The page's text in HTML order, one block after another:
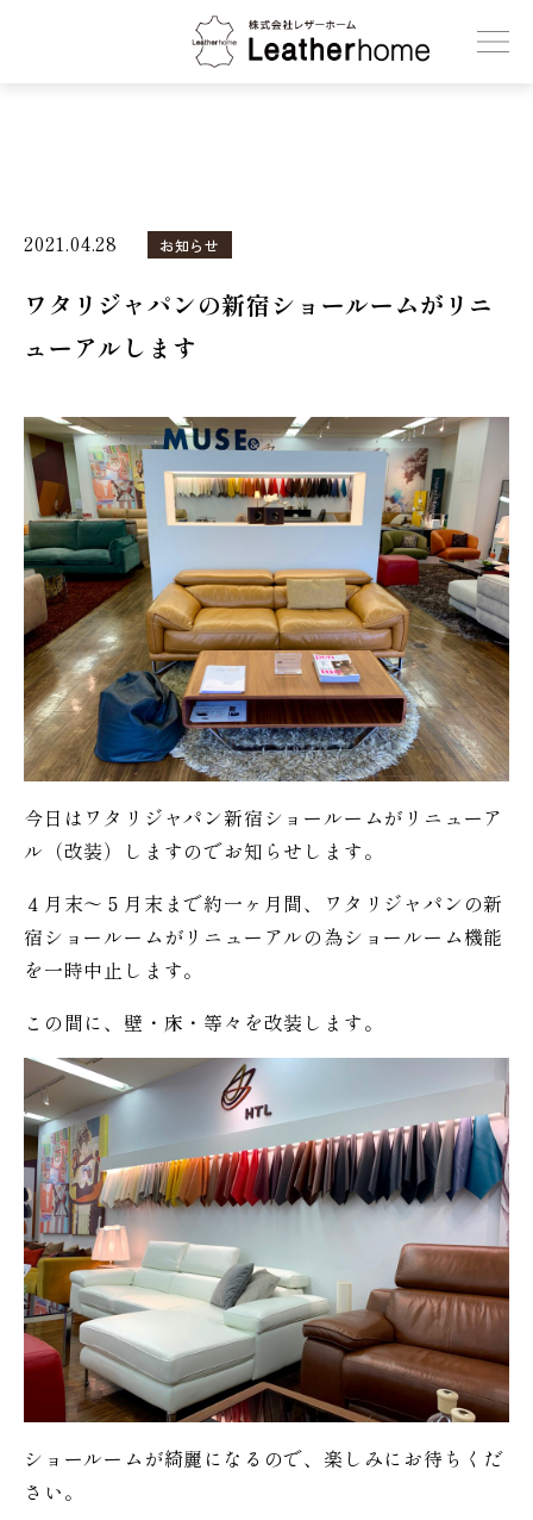
株式会社レザーホーム
2021.04.28 お知らせ
ワタリジャパンの新宿ショールームがリニ
ューアルします
今日はワタリジャパン新宿ショールームがリニューア
ル（改装）しますのでお知らせします。
４月末〜５月末まで約一ヶ月間、ワタリジャパンの新
宿ショールームがリニューアルの為ショールーム機能
を一時中止します。
この間に、壁・床・等々を改装します。
ショールームが綺麗になるので、楽しみにお待ちくだ
さい。